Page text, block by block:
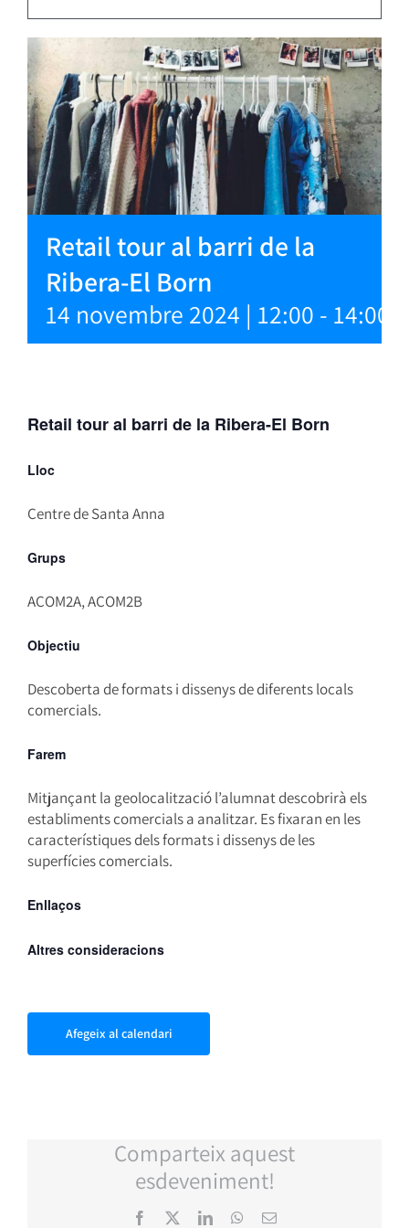
Retail tour al barri de la
Ribera-El Born
14 novembre 2024 | 12:00 - 14:00
Retail tour al barri de la Ribera-El Born
Lloc
Centre de Santa Anna
Grups
ACOM2A, ACOM2B
Objectiu
Descoberta de formats i dissenys de diferents locals
comercials.
Farem
Mitjançant la geolocalització l’alumnat descobrirà els
establiments comercials a analitzar. Es fixaran en les
característiques dels formats i dissenys de les
superfícies comercials.
Enllaços
Altres consideracions
Afegeix al calendari
Comparteix aquest
esdeveniment!
Facebook LinkedInWhatsApp
Email: